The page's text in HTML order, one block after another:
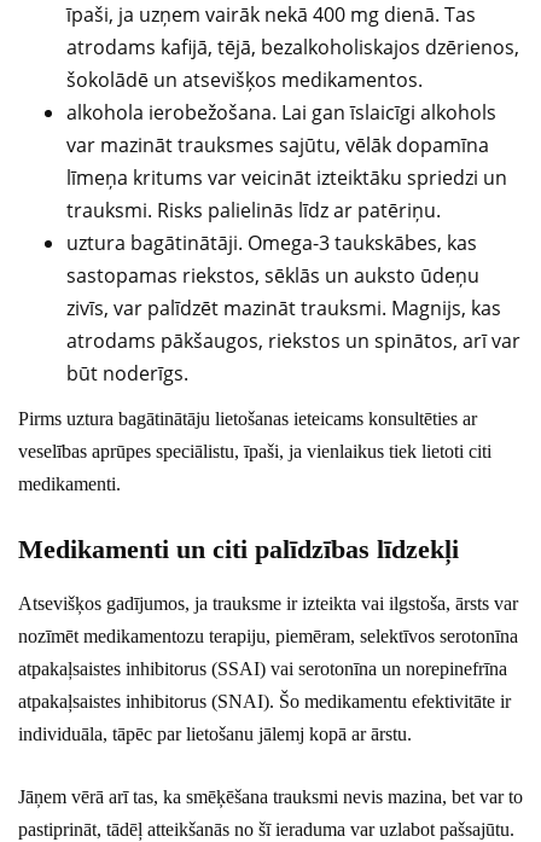
īpaši, ja uzņem vairāk nekā 400 mg dienā. Tas
atrodams kafijā, tējā, bezalkoholiskajos dzērienos,
šokolādē un atsevišķos medikamentos.
alkohola ierobežošana. Lai gan īslaicīgi alkohols
var mazināt trauksmes sajūtu, vēlāk dopamīna
līmeņa kritums var veicināt izteiktāku spriedzi un
trauksmi. Risks palielinās līdz ar patēriņu.
uztura bagātinātāji. Omega-3 taukskābes, kas
sastopamas riekstos, sēklās un auksto ūdeņu
zivīs, var palīdzēt mazināt trauksmi. Magnijs, kas
atrodams pākšaugos, riekstos un spinātos, arī var
būt noderīgs.
Pirms uztura bagātinātāju lietošanas ieteicams konsultēties ar
veselības aprūpes speciālistu, īpaši, ja vienlaikus tiek lietoti citi
medikamenti.
Medikamenti un citi palīdzības līdzekļi
Atsevišķos gadījumos, ja trauksme ir izteikta vai ilgstoša, ārsts var
nozīmēt medikamentozu terapiju, piemēram, selektīvos serotonīna
atpakaļsaistes inhibitorus (SSAI) vai serotonīna un norepinefrīna
atpakaļsaistes inhibitorus (SNAI). Šo medikamentu efektivitāte ir
individuāla, tāpēc par lietošanu jālemj kopā ar ārstu.
Jāņem vērā arī tas, ka smēķēšana trauksmi nevis mazina, bet var to
pastiprināt, tādēļ atteikšanās no šī ieraduma var uzlabot pašsajūtu.